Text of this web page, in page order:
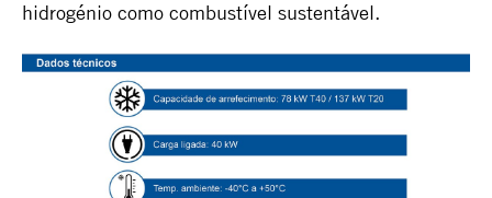
hidrogénio como combustível sustentável.